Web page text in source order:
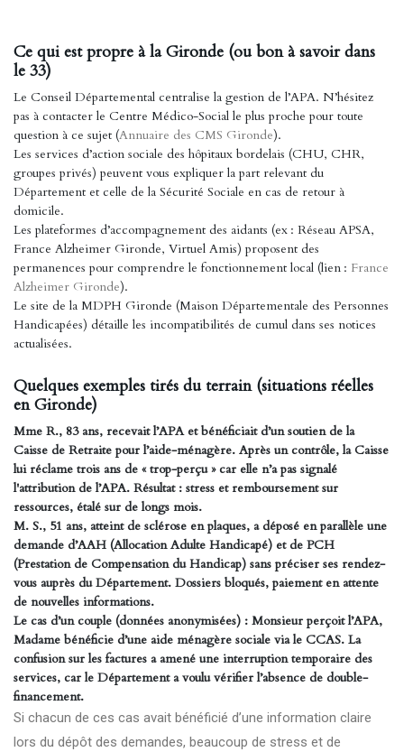
Ce qui est propre à la Gironde (ou bon à savoir dans
le 33)
Le Conseil Départemental centralise la gestion de l’APA. N’hésitez
pas à contacter le Centre Médico-Social le plus proche pour toute
question à ce sujet (Annuaire des CMS Gironde).
Les services d’action sociale des hôpitaux bordelais (CHU, CHR,
groupes privés) peuvent vous expliquer la part relevant du
Département et celle de la Sécurité Sociale en cas de retour à
domicile.
Les plateformes d’accompagnement des aidants (ex : Réseau APSA,
France Alzheimer Gironde, Virtuel Amis) proposent des
permanences pour comprendre le fonctionnement local (lien : France
Alzheimer Gironde).
Le site de la MDPH Gironde (Maison Départementale des Personnes
Handicapées) détaille les incompatibilités de cumul dans ses notices
actualisées.
Quelques exemples tirés du terrain (situations réelles
en Gironde)
Mme R., 83 ans, recevait l’APA et bénéficiait d’un soutien de la
Caisse de Retraite pour l’aide-ménagère. Après un contrôle, la Caisse
lui réclame trois ans de « trop-perçu » car elle n’a pas signalé
l'attribution de l’APA. Résultat : stress et remboursement sur
ressources, étalé sur de longs mois.
M. S., 51 ans, atteint de sclérose en plaques, a déposé en parallèle une
demande d’AAH (Allocation Adulte Handicapé) et de PCH
(Prestation de Compensation du Handicap) sans préciser ses rendez-
vous auprès du Département. Dossiers bloqués, paiement en attente
de nouvelles informations.
Le cas d’un couple (données anonymisées) : Monsieur perçoit l’APA,
Madame bénéficie d’une aide ménagère sociale via le CCAS. La
confusion sur les factures a amené une interruption temporaire des
services, car le Département a voulu vérifier l’absence de double-
financement.
Si chacun de ces cas avait bénéficié d’une information claire
lors du dépôt des demandes, beaucoup de stress et de